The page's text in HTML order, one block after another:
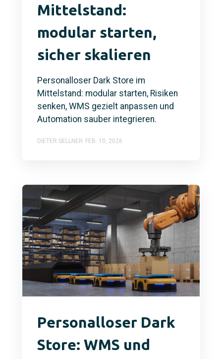
Mittelstand:
modular starten,
sicher skalieren
Personalloser Dark Store im
Mittelstand: modular starten, Risiken
senken, WMS gezielt anpassen und
Automation sauber integrieren.
DIETER SELLNER FEB. 10, 2026
Personalloser Dark
Store: WMS und